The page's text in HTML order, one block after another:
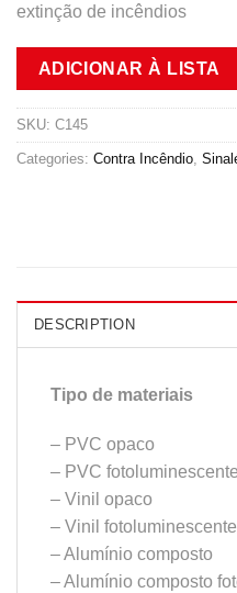
extinção de incêndios
ADICIONAR À LISTA
SKU: C145
Categories: Contra Incêndio
DESCRIPTION
Tipo de materiais
– PVC opaco
– PVC fotoluminescente
– Vinil opaco
– Vinil fotoluminescente
– Alumínio composto
– Alumínio composto